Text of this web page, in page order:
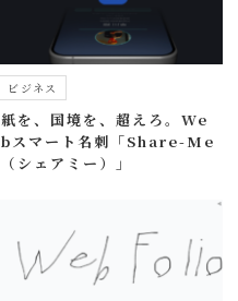
ビジネス
紙を、国境を、超えろ。We
bスマート名刺「Share-Me
（シェアミー）」